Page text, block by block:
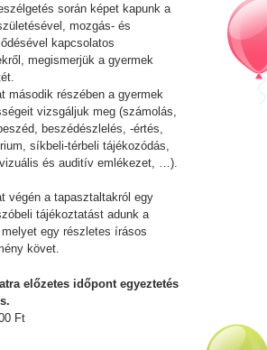
során képet kapunk a
mozgás- és
kapcsolatos
megismerjük a gyermek
második részében a gyermek
vizsgáljuk meg (számolás,
beszédészlelés, -értés,
síkbeli-térbeli tájékozódás,
és auditív emlékezet, …).
végén a tapasztaltakról egy
tájékoztatást adunk a
egy részletes írásos
követ.
előzetes időpont egyeztetés
Ft